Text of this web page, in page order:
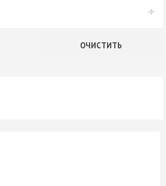
ОЧИСТИТЬ